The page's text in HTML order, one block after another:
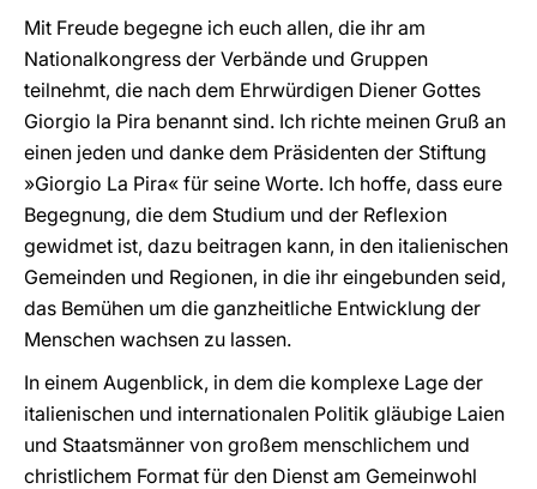
Mit Freude begegne ich euch allen, die ihr am
Nationalkongress der Verbände und Gruppen
teilnehmt, die nach dem Ehrwürdigen Diener Gottes
Giorgio la Pira benannt sind. Ich richte meinen Gruß an
einen jeden und danke dem Präsidenten der Stiftung
»Giorgio La Pira« für seine Worte. Ich hoffe, dass eure
Begegnung, die dem Studium und der Reflexion
gewidmet ist, dazu beitragen kann, in den italienischen
Gemeinden und Regionen, in die ihr eingebunden seid,
das Bemühen um die ganzheitliche Entwicklung der
Menschen wachsen zu lassen.
In einem Augenblick, in dem die komplexe Lage der
italienischen und internationalen Politik gläubige Laien
und Staatsmänner von großem menschlichem und
christlichem Format für den Dienst am Gemeinwohl